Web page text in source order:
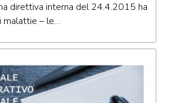
direttiva interna del 24.4.2015 ha
malattie – le…